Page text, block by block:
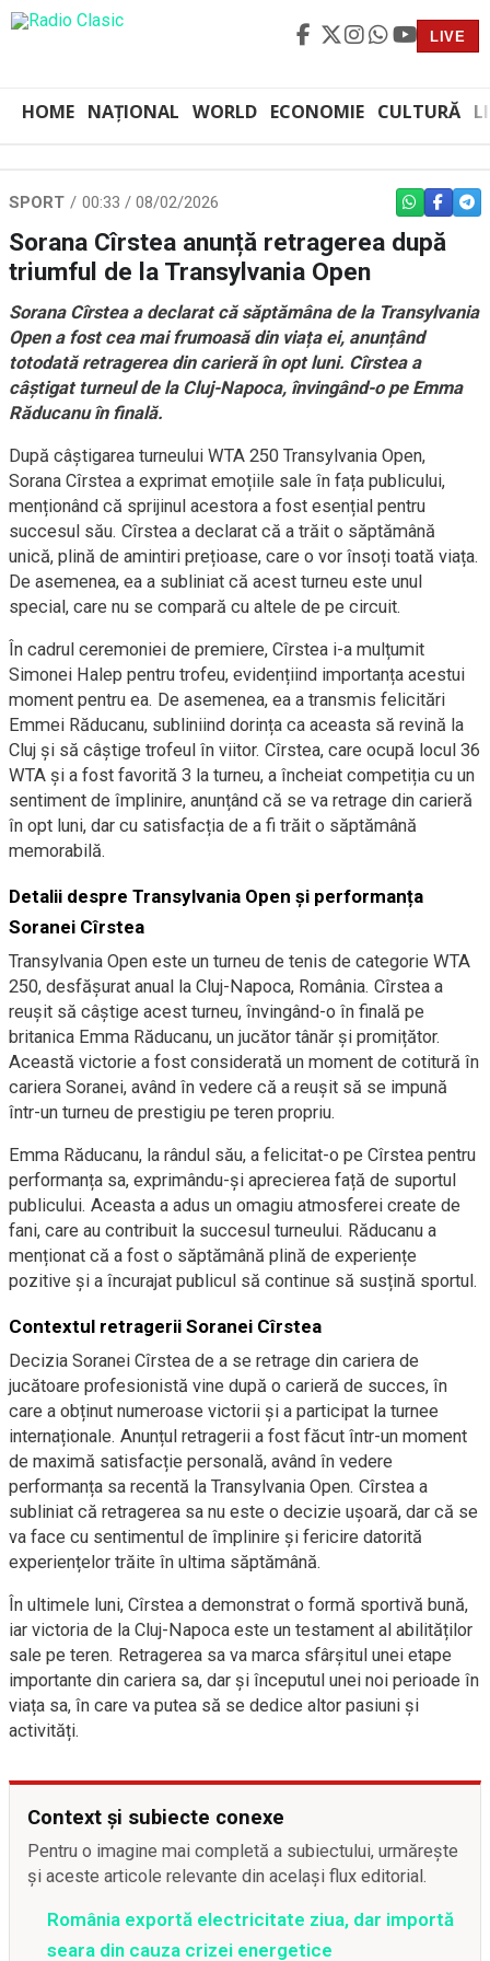
LIVE
HOME NAȚIONAL WORLD ECONOMIE CULTURĂ
SPORT 00:33 / 08/02/2026 WHATSAPP
Sorana Cîrstea anunță retragerea după
triumful de la Transylvania Open
Sorana Cîrstea a declarat că săptămâna de la Transylvania
Open a fost cea mai frumoasă din viața ei, anunțând
totodată retragerea din carieră în opt luni. Cîrstea a
câștigat turneul de la Cluj-Napoca, învingând-o pe Emma
Răducanu în finală.
După câștigarea turneului WTA 250 Transylvania Open,
Sorana Cîrstea a exprimat emoțiile sale în fața publicului,
menționând că sprijinul acestora a fost esențial pentru
succesul său. Cîrstea a declarat că a trăit o săptămână
unică, plină de amintiri prețioase, care o vor însoți toată viața.
De asemenea, ea a subliniat că acest turneu este unul
special, care nu se compară cu altele de pe circuit.
În cadrul ceremoniei de premiere, Cîrstea i-a mulțumit
Simonei Halep pentru trofeu, evidențiind importanța acestui
moment pentru ea. De asemenea, ea a transmis felicitări
Emmei Răducanu, subliniind dorința ca aceasta să revină la
Cluj și să câștige trofeul în viitor. Cîrstea, care ocupă locul 36
WTA și a fost favorită 3 la turneu, a încheiat competiția cu un
sentiment de împlinire, anunțând că se va retrage din carieră
în opt luni, dar cu satisfacția de a fi trăit o săptămână
memorabilă.
Detalii despre Transylvania Open și performanța
Soranei Cîrstea
Transylvania Open este un turneu de tenis de categorie WTA
250, desfășurat anual la Cluj-Napoca, România. Cîrstea a
reușit să câștige acest turneu, învingând-o în finală pe
britanica Emma Răducanu, un jucător tânăr și promițător.
Această victorie a fost considerată un moment de cotitură în
cariera Soranei, având în vedere că a reușit să se impună
într-un turneu de prestigiu pe teren propriu.
Emma Răducanu, la rândul său, a felicitat-o pe Cîrstea pentru
performanța sa, exprimându-și aprecierea față de suportul
publicului. Aceasta a adus un omagiu atmosferei create de
fani, care au contribuit la succesul turneului. Răducanu a
menționat că a fost o săptămână plină de experiențe
pozitive și a încurajat publicul să continue să susțină sportul.
Contextul retragerii Soranei Cîrstea
Decizia Soranei Cîrstea de a se retrage din cariera de
jucătoare profesionistă vine după o carieră de succes, în
care a obținut numeroase victorii și a participat la turnee
internaționale. Anunțul retragerii a fost făcut într-un moment
de maximă satisfacție personală, având în vedere
performanța sa recentă la Transylvania Open. Cîrstea a
subliniat că retragerea sa nu este o decizie ușoară, dar că se
va face cu sentimentul de împlinire și fericire datorită
experiențelor trăite în ultima săptămână.
În ultimele luni, Cîrstea a demonstrat o formă sportivă bună,
iar victoria de la Cluj-Napoca este un testament al abilităților
sale pe teren. Retragerea sa va marca sfârșitul unei etape
importante din cariera sa, dar și începutul unei noi perioade în
viața sa, în care va putea să se dedice altor pasiuni și
activități.
Context și subiecte conexe
Pentru o imagine mai completă a subiectului, urmărește
și aceste articole relevante din același flux editorial.
România exportă electricitate ziua, dar importă
seara din cauza crizei energetice